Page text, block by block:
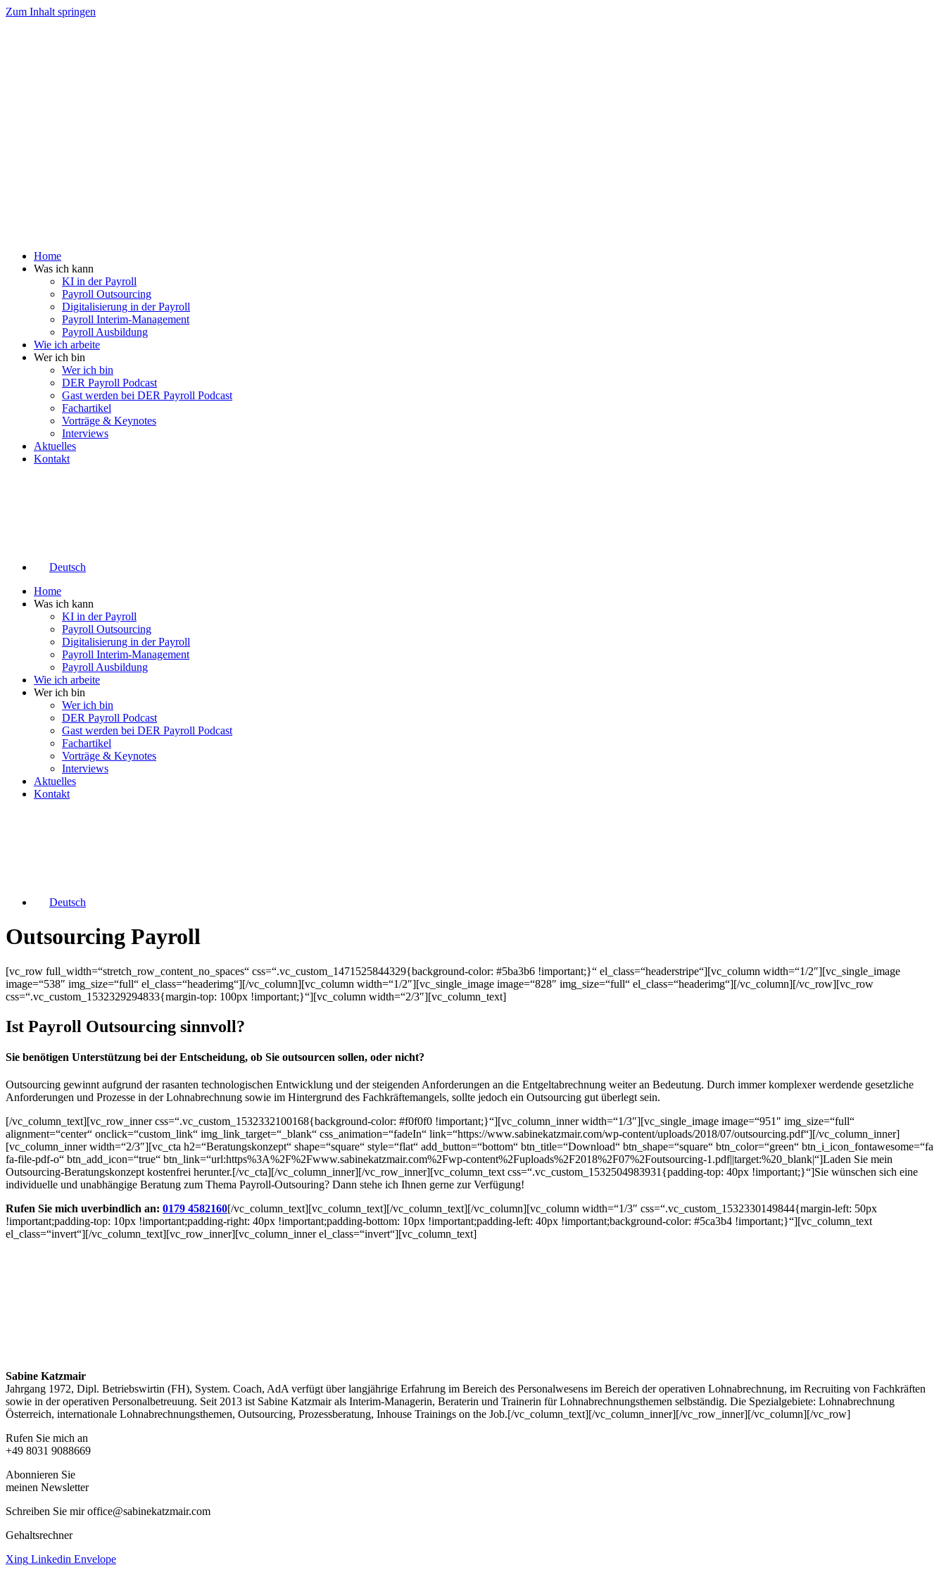
Zum Inhalt springen
Home
Was ich kann
KI in der Payroll
Payroll Outsourcing
Digitalisierung in der Payroll
Payroll Interim-Management
Payroll Ausbildung
Wie ich arbeite
Wer ich bin
Wer ich bin
DER Payroll Podcast
Gast werden bei DER Payroll Podcast
Fachartikel
Vorträge & Keynotes
Interviews
Aktuelles
Kontakt
Deutsch
Home
Was ich kann
KI in der Payroll
Payroll Outsourcing
Digitalisierung in der Payroll
Payroll Interim-Management
Payroll Ausbildung
Wie ich arbeite
Wer ich bin
Wer ich bin
DER Payroll Podcast
Gast werden bei DER Payroll Podcast
Fachartikel
Vorträge & Keynotes
Interviews
Aktuelles
Kontakt
Deutsch
Outsourcing Payroll
[vc_row full_width=“stretch_row_content_no_spaces“ css=“.vc_custom_1471525844329{background-color: #5ba3b6 !important;}“ el_class=“headerstripe“][vc_column width=“1/2″][vc_single_image
image=“538″ img_size=“full“ el_class=“headerimg“][/vc_column][vc_column width=“1/2″][vc_single_image image=“828″ img_size=“full“ el_class=“headerimg“][/vc_column][/vc_row][vc_row
css=“.vc_custom_1532329294833{margin-top: 100px !important;}“][vc_column width=“2/3″][vc_column_text]
Ist Payroll Outsourcing sinnvoll?
Sie benötigen Unterstützung bei der Entscheidung, ob Sie outsourcen sollen, oder nicht?
Outsourcing gewinnt aufgrund der rasanten technologischen Entwicklung und der steigenden Anforderungen an die Entgeltabrechnung weiter an Bedeutung. Durch immer komplexer werdende gesetzliche
Anforderungen und Prozesse in der Lohnabrechnung sowie im Hintergrund des Fachkräftemangels, sollte jedoch ein Outsourcing gut überlegt sein.
[/vc_column_text][vc_row_inner css=“.vc_custom_1532332100168{background-color: #f0f0f0 !important;}“][vc_column_inner width=“1/3″][vc_single_image image=“951″ img_size=“full“
alignment=“center“ onclick=“custom_link“ img_link_target=“_blank“ css_animation=“fadeIn“ link=“https://www.sabinekatzmair.com/wp-content/uploads/2018/07/outsourcing.pdf“][/vc_column_inner]
[vc_column_inner width=“2/3″][vc_cta h2=“Beratungskonzept“ shape=“square“ style=“flat“ add_button=“bottom“ btn_title=“Download“ btn_shape=“square“ btn_color=“green“ btn_i_icon_fontawesome=“fa
fa-file-pdf-o“ btn_add_icon=“true“ btn_link=“url:https%3A%2F%2Fwww.sabinekatzmair.com%2Fwp-content%2Fuploads%2F2018%2F07%2Foutsourcing-1.pdf||target:%20_blank|“]Laden Sie mein
Outsourcing-Beratungskonzept kostenfrei herunter.[/vc_cta][/vc_column_inner][/vc_row_inner][vc_column_text css=“.vc_custom_1532504983931{padding-top: 40px !important;}“]Sie wünschen sich eine
individuelle und unabhängige Beratung zum Thema Payroll-Outsouring? Dann stehe ich Ihnen gerne zur Verfügung!
Rufen Sie mich uverbindlich an: 0179 4582160[/vc_column_text][vc_column_text][/vc_column_text][/vc_column][vc_column width=“1/3″ css=“.vc_custom_1532330149844{margin-left: 50px
!important;padding-top: 10px !important;padding-right: 40px !important;padding-bottom: 10px !important;padding-left: 40px !important;background-color: #5ca3b4 !important;}“][vc_column_text
el_class=“invert“][/vc_column_text][vc_row_inner][vc_column_inner el_class=“invert“][vc_column_text]
Sabine Katzmair
Jahrgang 1972, Dipl. Betriebswirtin (FH), System. Coach, AdA verfügt über langjährige Erfahrung im Bereich des Personalwesens im Bereich der operativen Lohnabrechnung, im Recruiting von Fachkräften
sowie in der operativen Personalbetreuung. Seit 2013 ist Sabine Katzmair als Interim-Managerin, Beraterin und Trainerin für Lohnabrechnungsthemen selbständig. Die Spezialgebiete: Lohnabrechnung
Österreich, internationale Lohnabrechnungsthemen, Outsourcing, Prozessberatung, Inhouse Trainings on the Job.[/vc_column_text][/vc_column_inner][/vc_row_inner][/vc_column][/vc_row]
Rufen Sie mich an
+49 8031 9088669
Abonnieren Sie
meinen Newsletter
Schreiben Sie mir office@sabinekatzmair.com
Gehaltsrechner
Xing Linkedin Envelope